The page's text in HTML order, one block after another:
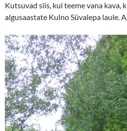
Kutsuvad siis, kui teeme vana kava,
algusaastate Kulno Süvalepa laule.